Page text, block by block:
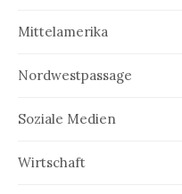
Mittelamerika
Nordwestpassage
Soziale Medien
Wirtschaft